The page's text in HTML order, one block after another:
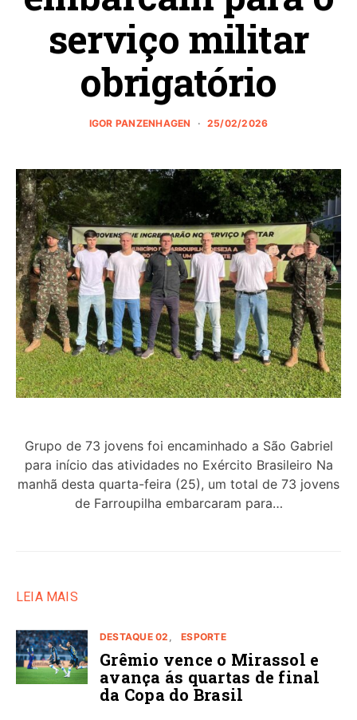
serviço militar
obrigatório
IGOR PANZENHAGEN 25/02/2026
Grupo de 73 jovens foi encaminhado a São Gabriel
para início das atividades no Exército Brasileiro Na
manhã desta quarta-feira (25), um total de 73 jovens
de Farroupilha embarcaram para…
LEIA MAIS
DESTAQUE 02 ESPORTE
Grêmio vence o Mirassol e
avança ás quartas de final
da Copa do Brasil